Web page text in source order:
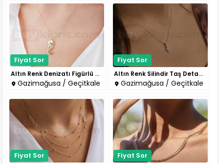
Fiyat Sor
Altın Renk Denizatı Figürlü Za..
Gazimağusa / Geçitkale
Fiyat Sor
Altın Renk Silindir Taş Detayl..
Gazimağusa / Geçitkale
Fiyat Sor Fiyat Sor